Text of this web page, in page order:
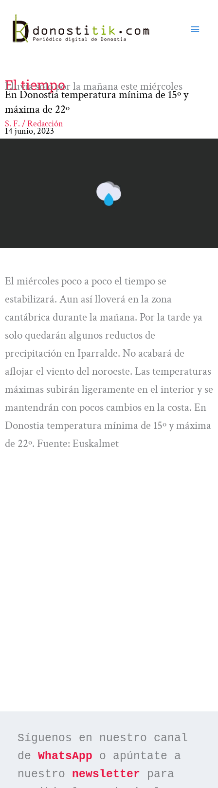
contenido
El tiempo
Lluvia solo por la mañana este miércoles
En Donostia temperatura mínima de 15º y
máxima de 22º
S. F. / Redacción
14 junio, 2023
El miércoles poco a poco el tiempo se
estabilizará. Aun así lloverá en la zona
cantábrica durante la mañana. Por la tarde ya
solo quedarán algunos reductos de
precipitación en Iparralde. No acabará de
aflojar el viento del noroeste. Las temperaturas
máximas subirán ligeramente en el interior y se
mantendrán con pocos cambios en la costa. En
Donostia temperatura mínima de 15º y máxima
de 22º. Fuente: Euskalmet
Síguenos en nuestro canal
de WhatsApp o apúntate a
nuestro newsletter para